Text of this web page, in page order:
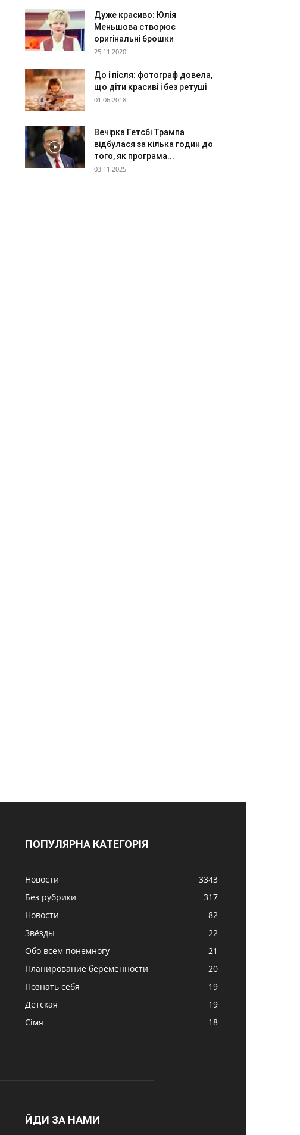
Дуже красиво: Юлія
Меньшова створює
оригінальні брошки
25.11.2020
До і після: фотограф довела,
що діти красиві і без ретуші
01.06.2018
Вечірка Гетсбі Трампа
відбулася за кілька годин до
того, як програма...
03.11.2025
ПОПУЛЯРНА КАТЕГОРІЯ
Новости
3343
Без рубрики
317
Новости
82
Звёзды
22
Обо всем понемногу
21
Планирование беременности
20
Познать себя
19
Детская
19
Сімя
18
ЙДИ ЗА НАМИ